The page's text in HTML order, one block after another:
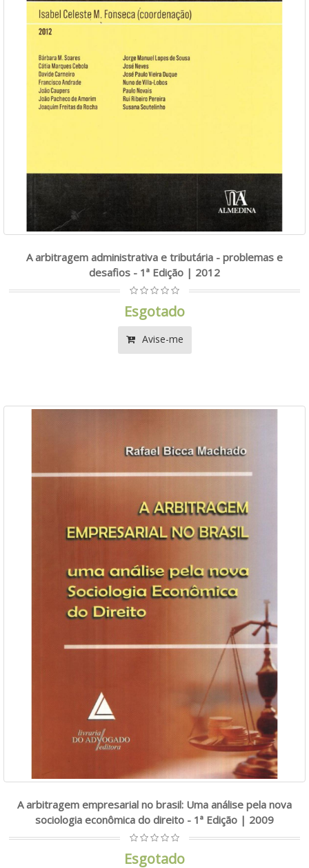
A arbitragem administrativa e tributária - problemas e
desafios - 1ª Edição | 2012
Esgotado
Avise-me
A arbitragem empresarial no brasil: Uma análise pela nova
sociologia econômica do direito - 1ª Edição | 2009
Esgotado